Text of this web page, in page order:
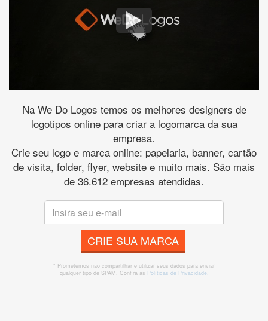
Na We Do Logos temos os melhores designers de
logotipos online para criar a logomarca da sua
empresa.
Crie seu logo e marca online: papelaria, banner, cartão
de visita, folder, flyer, website e muito mais. São mais
de 36.612 empresas atendidas.
CRIE SUA MARCA
* Prometemos não compartilhar e utilizar seus dados para enviar
qualquer tipo de SPAM. Confira as Políticas de Privacidade.